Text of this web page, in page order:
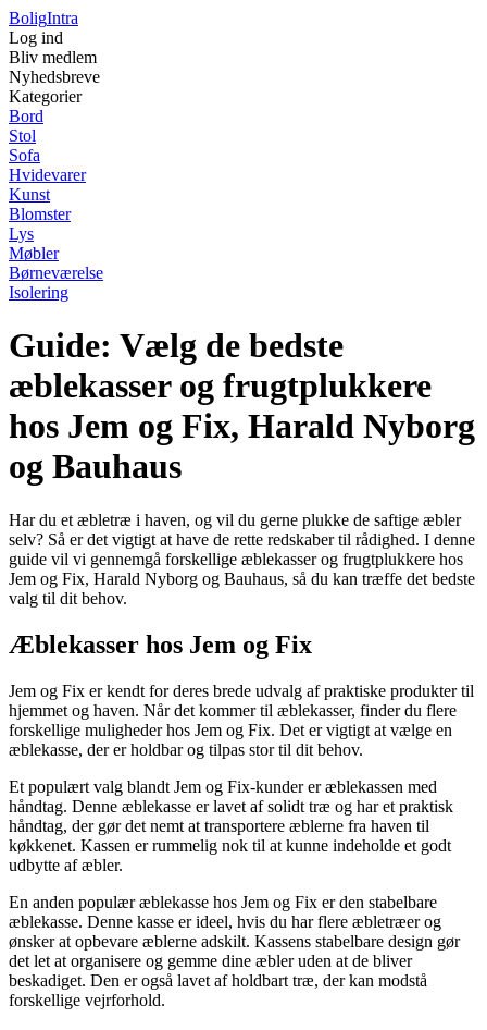
BoligIntra
Log ind
Bliv medlem
Nyhedsbreve
Kategorier
Bord
Stol
Sofa
Hvidevarer
Kunst
Blomster
Lys
Møbler
Børneværelse
Isolering
Guide: Vælg de bedste
æblekasser og frugtplukkere
hos Jem og Fix, Harald Nyborg
og Bauhaus
Har du et æbletræ i haven, og vil du gerne plukke de saftige æbler
selv? Så er det vigtigt at have de rette redskaber til rådighed. I denne
guide vil vi gennemgå forskellige æblekasser og frugtplukkere hos
Jem og Fix, Harald Nyborg og Bauhaus, så du kan træffe det bedste
valg til dit behov.
Æblekasser hos Jem og Fix
Jem og Fix er kendt for deres brede udvalg af praktiske produkter til
hjemmet og haven. Når det kommer til æblekasser, finder du flere
forskellige muligheder hos Jem og Fix. Det er vigtigt at vælge en
æblekasse, der er holdbar og tilpas stor til dit behov.
Et populært valg blandt Jem og Fix-kunder er æblekassen med
håndtag. Denne æblekasse er lavet af solidt træ og har et praktisk
håndtag, der gør det nemt at transportere æblerne fra haven til
køkkenet. Kassen er rummelig nok til at kunne indeholde et godt
udbytte af æbler.
En anden populær æblekasse hos Jem og Fix er den stabelbare
æblekasse. Denne kasse er ideel, hvis du har flere æbletræer og
ønsker at opbevare æblerne adskilt. Kassens stabelbare design gør
det let at organisere og gemme dine æbler uden at de bliver
beskadiget. Den er også lavet af holdbart træ, der kan modstå
forskellige vejrforhold.